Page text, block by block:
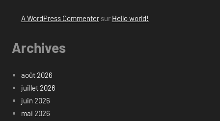
A WordPress Commentersur Hello world!
Archives
août 2026
juillet 2026
juin 2026
mai 2026